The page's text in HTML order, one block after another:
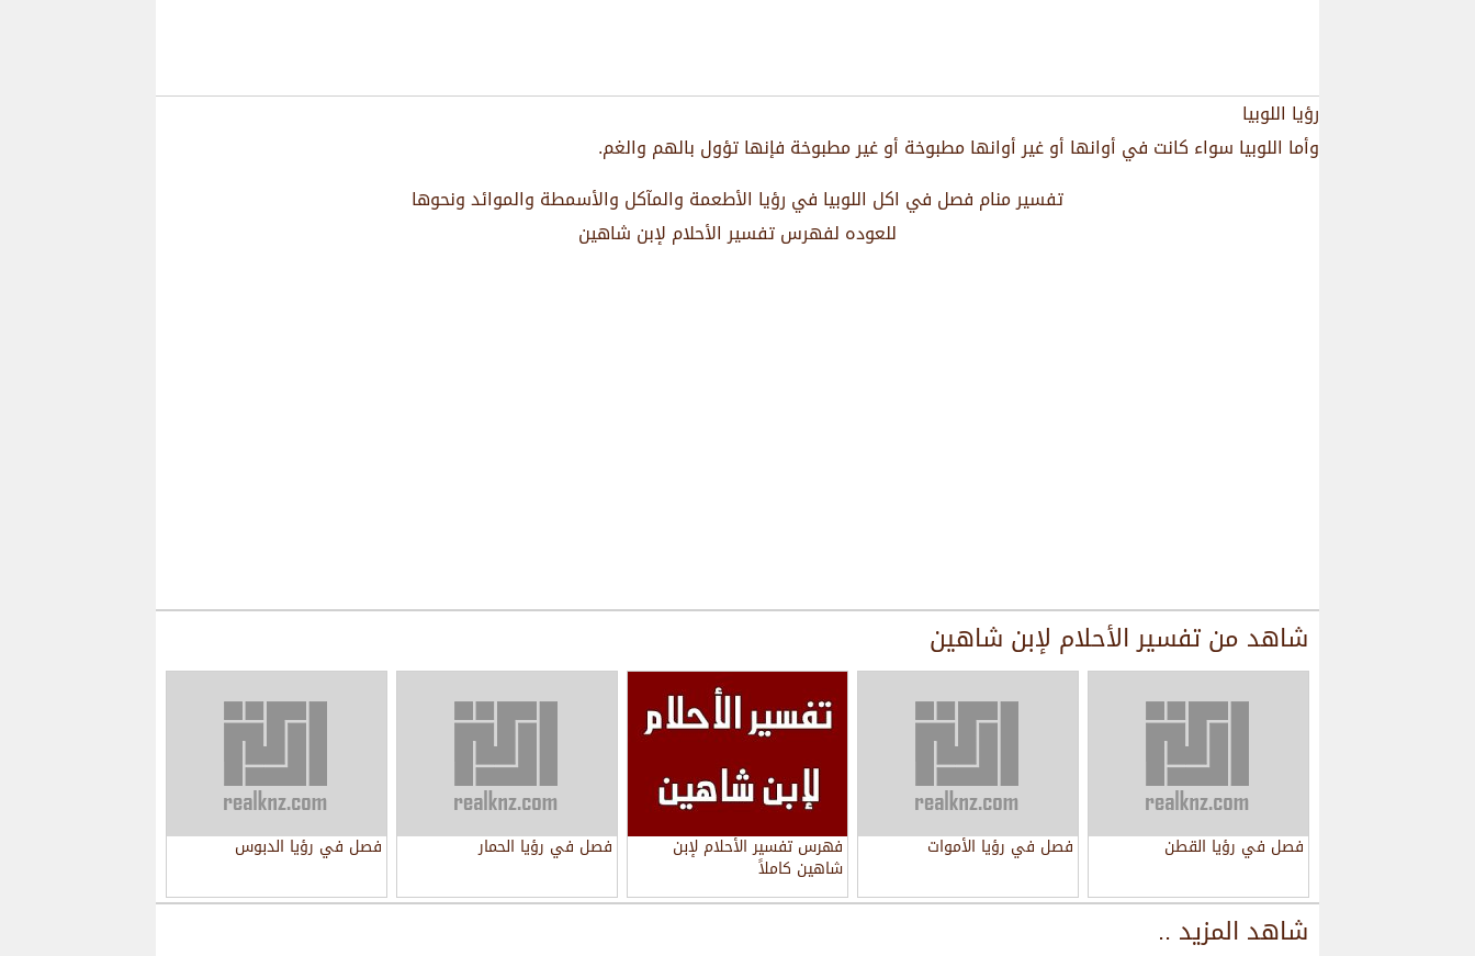
رؤيا اللوبيا
وأما اللوبيا سواء كانت في أوانها أو غير أوانها مطبوخة أو غير مطبوخة فإنها تؤول بالهم والغم.
تفسير منام فصل في اكل اللوبيا في رؤيا الأطعمة والمآكل والأسمطة والموائد ونحوها
للعوده لفهرس تفسير الأحلام لإبن شاهين
شاهد منتفسير الأحلام لإبن شاهين
فصل في رؤيا القطن فصل في رؤيا الأموات فهرس تفسير الأحلام لإبن
شاهين كاملاً
فصل في رؤيا الحمار فصل في رؤيا الدبوس
شاهد المزيد ..